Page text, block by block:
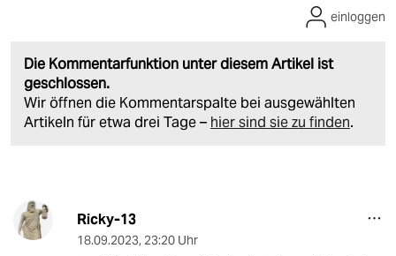
Die Kommentarfunktion unter diesem Artikel ist
geschlossen.
Wir öffnen die Kommentarspalte bei ausgewählten
Artikeln für etwa drei Tage – hier sind sie zu finden.
einloggen
Ricky-13
18.09.2023, 23:20 Uhr